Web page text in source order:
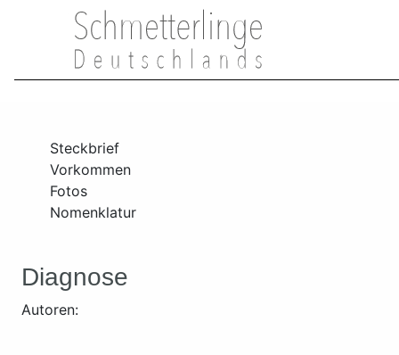
Steckbrief
Vorkommen
Fotos
Nomenklatur
Diagnose
Autoren: